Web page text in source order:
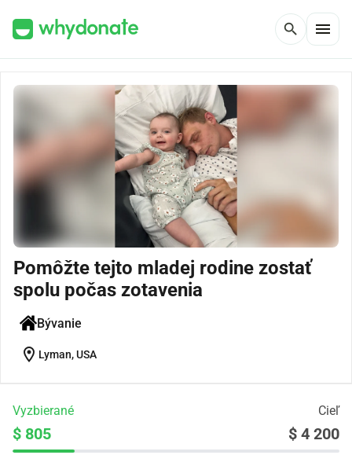
search menu
Pomôžte tejto mladej rodine zostať
spolu počas zotavenia
Bývanie
location_on Lyman, USA
Vyzbierané Cieľ
$ 805 $ 4 200